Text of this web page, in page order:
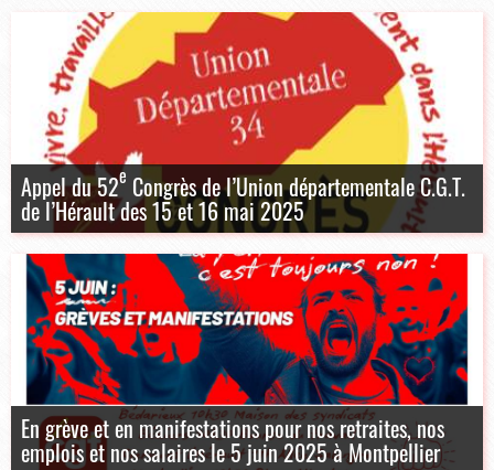
Appel du 52e Congrès de l’Union départementale C.G.T.
de l’Hérault des 15 et 16 mai 2025
En grève et en manifestations pour nos retraites, nos
emplois et nos salaires le 5 juin 2025 à Montpellier